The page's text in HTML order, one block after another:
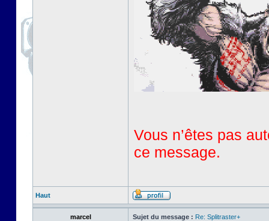
Vous n’êtes pas
ce message.
Haut
marcel Sujet du message : Re: Splitraster+